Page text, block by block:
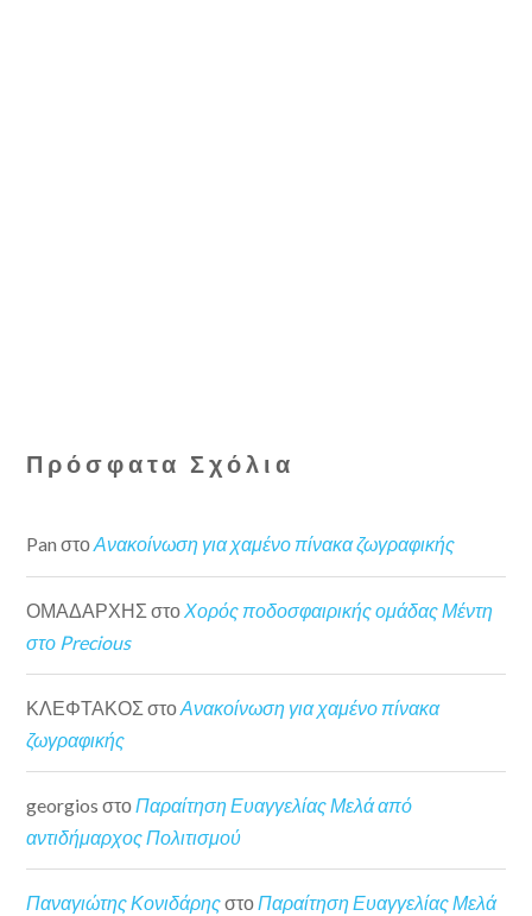
Πρόσφατα Σχόλια
Pan στοΑνακοίνωση για χαμένο πίνακα ζωγραφικής
ΟΜΑΔΑΡΧΗΣ στο Χορός ποδοσφαιρικής ομάδας Μέντη
στο Precious
ΚΛΕΦΤΑΚΟΣ στοΑνακοίνωση για χαμένο πίνακα
ζωγραφικής
georgios στοΠαραίτηση Ευαγγελίας Μελά από
αντιδήμαρχος Πολιτισμού
Παναγιώτης ΚονιδάρηςστοΠαραίτηση Ευαγγελίας Μελά